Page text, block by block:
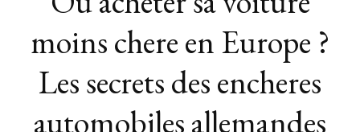
moins chere en Europe ?
Les secrets des encheres
automobiles allemandes